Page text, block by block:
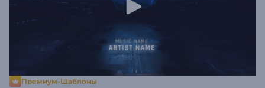
Премиум-Шаблоны